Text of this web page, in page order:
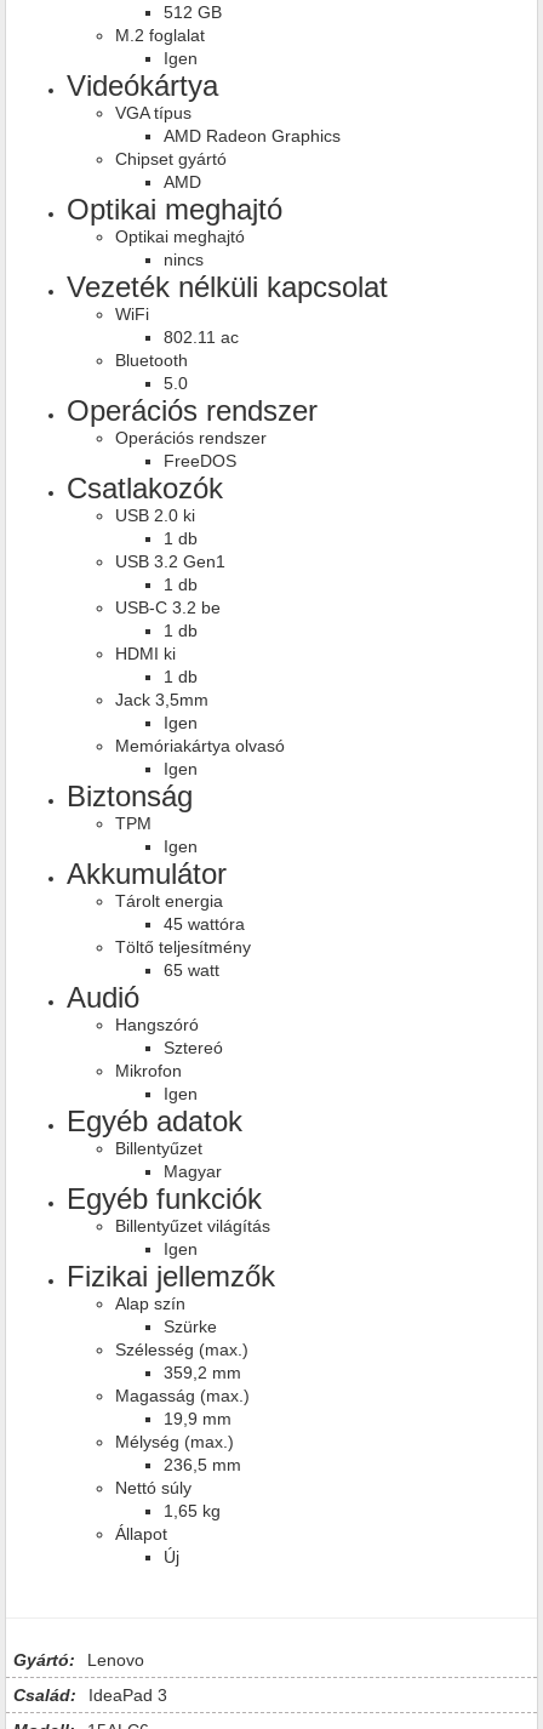
512 GB
M.2 foglalat
Igen
Videókártya
VGA típus
AMD Radeon Graphics
Chipset gyártó
AMD
Optikai meghajtó
Optikai meghajtó
nincs
Vezeték nélküli kapcsolat
WiFi
802.11 ac
Bluetooth
5.0
Operációs rendszer
Operációs rendszer
FreeDOS
Csatlakozók
USB 2.0 ki
1 db
USB 3.2 Gen1
1 db
USB-C 3.2 be
1 db
HDMI ki
1 db
Jack 3,5mm
Igen
Memóriakártya olvasó
Igen
Biztonság
TPM
Igen
Akkumulátor
Tárolt energia
45 wattóra
Töltő teljesítmény
65 watt
Audió
Hangszóró
Sztereó
Mikrofon
Igen
Egyéb adatok
Billentyűzet
Magyar
Egyéb funkciók
Billentyűzet világítás
Igen
Fizikai jellemzők
Alap szín
Szürke
Szélesség (max.)
359,2 mm
Magasság (max.)
19,9 mm
Mélység (max.)
236,5 mm
Nettó súly
1,65 kg
Állapot
Új
Gyártó:
Lenovo
Család:
IdeaPad 3